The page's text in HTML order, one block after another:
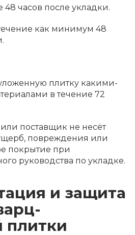
48 часов после укладки.
как минимум 48
плитку какими-
в течение 72
поставщик не несёт
повреждения или
покрытие при
руководства по укладке.
и защита
плитки